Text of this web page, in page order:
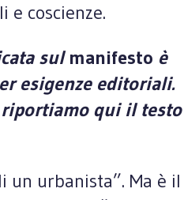
e coscienze.
sulmanifesto è
esigenze editoriali.
riportiamo qui il testo
un urbanista”. Ma è il